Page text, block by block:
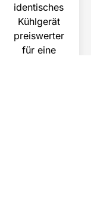
identisches
Kühlgerät
preiswerter
für eine